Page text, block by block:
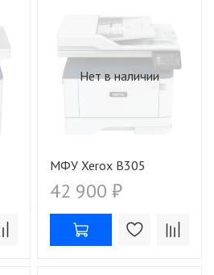
Нет в наличии
МФУ Xerox B305
42 900 ₽